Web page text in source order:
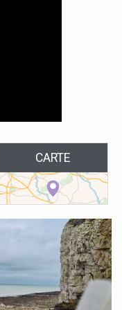
CARTE